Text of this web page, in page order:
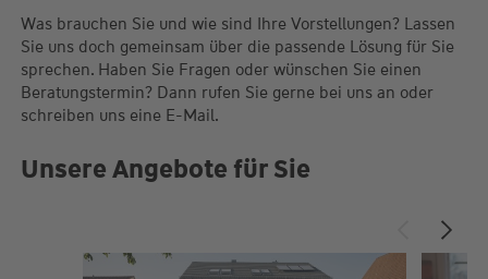
Was brauchen Sie und wie sind Ihre Vorstellungen? Lassen
Sie uns doch gemeinsam über die passende Lösung für Sie
sprechen. Haben Sie Fragen oder wünschen Sie einen
Beratungstermin? Dann rufen Sie gerne bei uns an oder
schreiben uns eine E-Mail.
Unsere Angebote für Sie